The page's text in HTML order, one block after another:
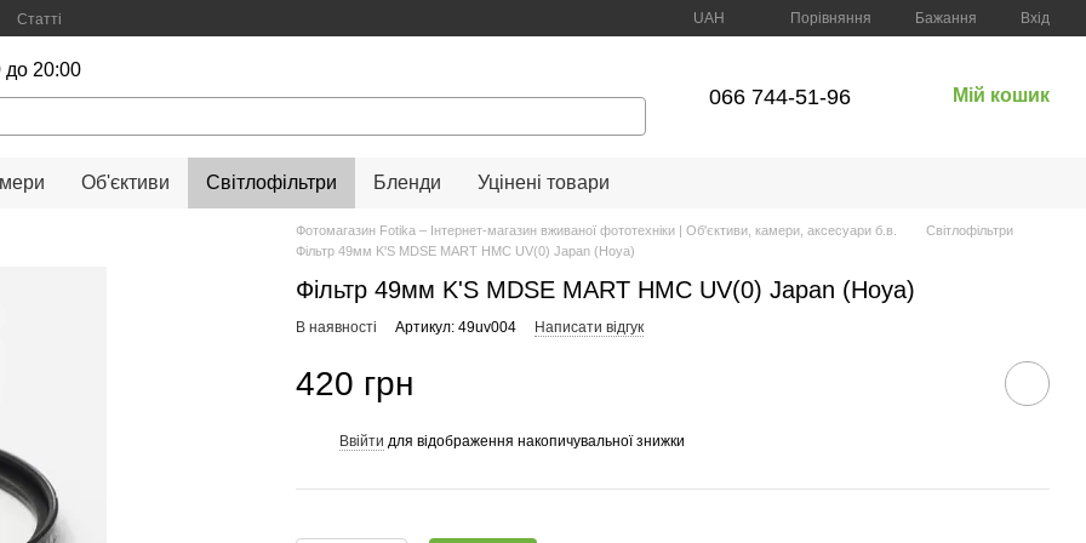
Статті UAH Порівняння Бажання Вхід
20:00
066 744-51-96 Мій кошик
Об'єктиви Світлофільтри Бленди Уцінені товари
Фотомагазин Fotika – Інтернет-магазин вживаної фототехніки | Об'єктиви, камери, аксесуари б.в.
Світлофільтри
Фільтр 49мм K'S MDSE MART HMC UV(0) Japan (Hoya)
Фільтр 49мм K'S MDSE MART HMC UV(0) Japan (Hoya)
В наявності Артикул: 49uv004 Написати відгук
420 грн
Ввійти для відображення накопичувальної знижки